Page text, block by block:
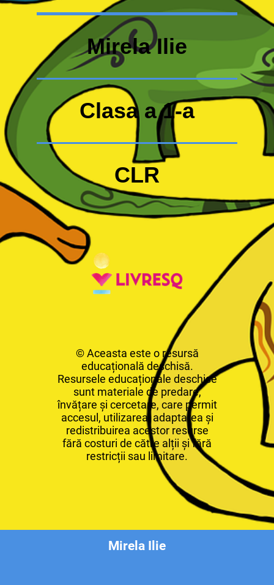
Mirela Ilie
Clasa a 1-a
CLR
© Aceasta este o resursă
educațională deschisă.
Resursele educaționale deschise
sunt materiale de predare,
învățare și cercetare, care permit
accesul, utilizarea, adaptarea și
redistribuirea acestor resurse
fără costuri de către alții și fără
restricții sau limitare.
Mirela Ilie